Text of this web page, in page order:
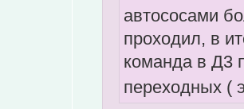
автососами
проходил, в
команда в Д3
переходных (